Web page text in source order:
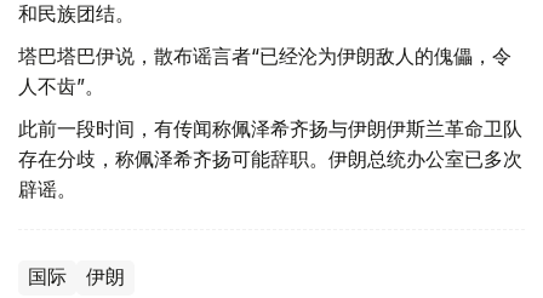
和民族团结。
塔巴塔巴伊说，散布谣言者“已经沦为伊朗敌人的傀儡，令
人不齿”。
此前一段时间，有传闻称佩泽希齐扬与伊朗伊斯兰革命卫队
存在分歧，称佩泽希齐扬可能辞职。伊朗总统办公室已多次
辟谣。
国际 伊朗